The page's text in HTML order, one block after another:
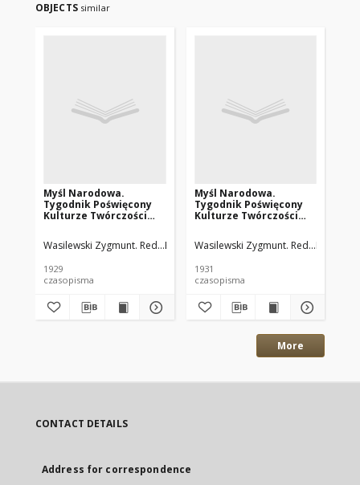
OBJECTS similar
Myśl Narodowa.
Tygodnik Poświęcony
Kulturze Twórczości
Wasilewski Zygmunt. Red. Rembieliński Jan. Red.
1929
czasopisma
Myśl Narodowa.
Tygodnik Poświęcony
Kulturze Twórczości
Wasilewski Zygmunt. Red.
1931
czasopisma
More
CONTACT DETAILS
Address for correspondence